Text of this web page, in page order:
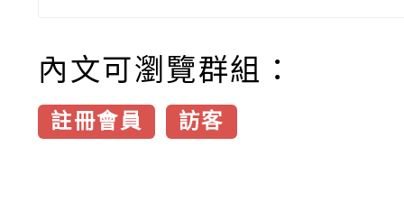
內文可瀏覽群組：
註冊會員 訪客